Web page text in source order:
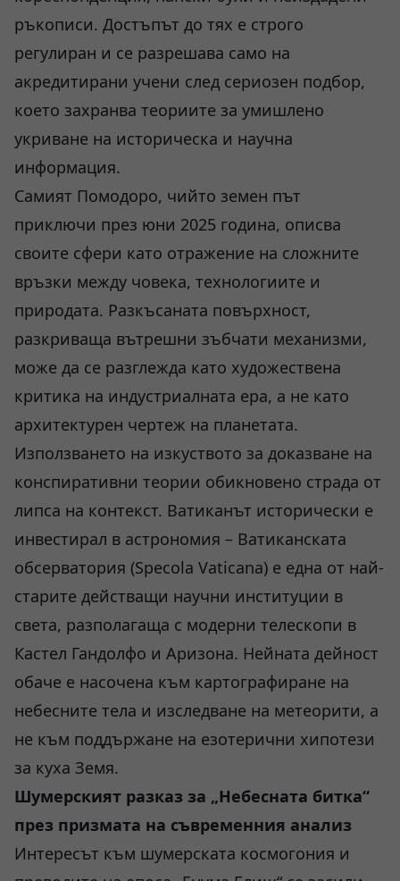
ръкописи. Достъпът до тях е строго
регулиран и се разрешава само на
акредитирани учени след сериозен подбор,
което захранва теориите за умишлено
укриване на историческа и научна
информация.
Самият Помодоро, чийто земен път
приключи през юни 2025 година, описва
своите сфери като отражение на сложните
връзки между човека, технологиите и
природата. Разкъсаната повърхност,
разкриваща вътрешни зъбчати механизми,
може да се разглежда като художествена
критика на индустриалната ера, а не като
архитектурен чертеж на планетата.
Използването на изкуството за доказване на
конспиративни теории обикновено страда от
липса на контекст. Ватиканът исторически е
инвестирал в астрономия – Ватиканската
обсерватория (Specola Vaticana) е една от най-
старите действащи научни институции в
света, разполагаща с модерни телескопи в
Кастел Гандолфо и Аризона. Нейната дейност
обаче е насочена към картографиране на
небесните тела и изследване на метеорити, а
не към поддържане на езотерични хипотези
за куха Земя.
Шумерският разказ за „Небесната битка“
през призмата на съвременния анализ
Интересът към шумерската космогония и